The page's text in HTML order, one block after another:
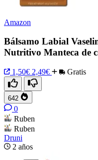
Amazon
Bálsamo Labial
Nutritivo Manteca de
1,50€ 2,49€ Gratis
642
0
Ruben
Ruben
Druni
2 años